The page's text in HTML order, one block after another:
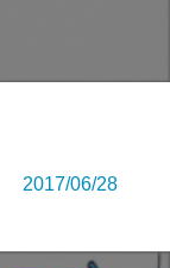
2017/06/28